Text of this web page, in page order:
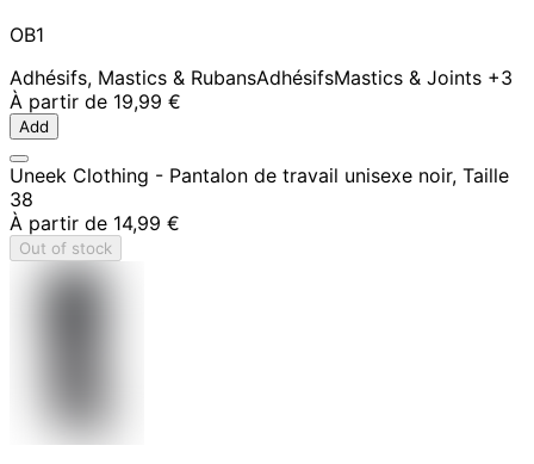
OB1
Adhésifs, Mastics & RubansAdhésifsMastics & Joints +3
À partir de 19,99 €
Add
Uneek Clothing - Pantalon de travail unisexe noir, Taille
38
À partir de 14,99 €
Out of stock